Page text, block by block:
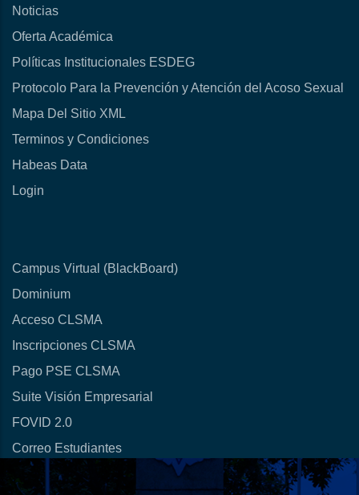
Noticias
Oferta Académica
Políticas Institucionales ESDEG
Protocolo Para la Prevención y Atención del Acoso Sexual
Mapa Del Sitio XML
Terminos y Condiciones
Habeas Data
Login
Campus Virtual (BlackBoard)
Dominium
Acceso CLSMA
Inscripciones CLSMA
Pago PSE CLSMA
Suite Visión Empresarial
FOVID 2.0
Correo Estudiantes